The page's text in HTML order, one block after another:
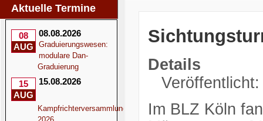
Aktuelle Termine
08
AUG
08.08.2026
Graduierungswesen:
modulare Dan-
Graduierung
15
AUG
15.08.2026
Kampfrichterversammlung
Details
Im BLZ Köln